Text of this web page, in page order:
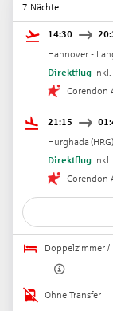
7 Nächte
14:30
Hannover -
Direktflug Inkl.
Corendon
21:15
Hurghada (HRG
Direktflug Inkl.
Corendon
Doppelzimmer /
Ohne Transfer